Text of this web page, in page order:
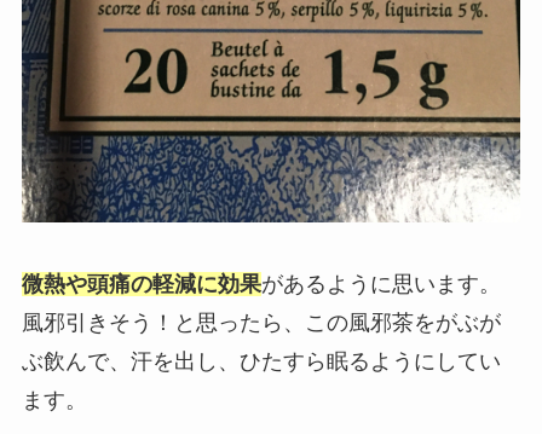
微熱や頭痛の軽減に効果があるように思います。
風邪引きそう！と思ったら、この風邪茶をがぶが
ぶ飲んで、汗を出し、ひたすら眠るようにしてい
ます。